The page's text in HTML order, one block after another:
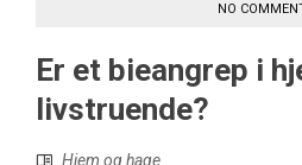
NO
Er et bieangrep i
livstruende?
Hjem og hage